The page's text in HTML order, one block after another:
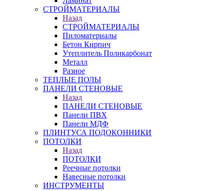
СТРОЙМАТЕРИАЛЫ
Назад
СТРОЙМАТЕРИАЛЫ
Пиломатериалы
Бетон Кирпич
Утеплитель Поликарбонат
Металл
Разное
ТЕПЛЫЕ ПОЛЫ
ПАНЕЛИ СТЕНОВЫЕ
Назад
ПАНЕЛИ СТЕНОВЫЕ
Панели ПВХ
Панели МДФ
ПЛИНТУСА ПОДОКОННИКИ
ПОТОЛКИ
Назад
ПОТОЛКИ
Реечные потолки
Навесные потолки
ИНСТРУМЕНТЫ